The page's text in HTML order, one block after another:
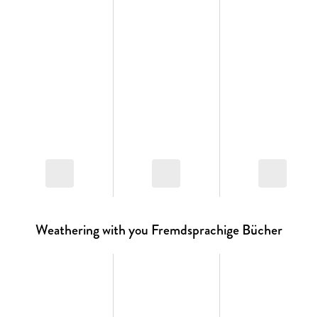
Weathering with you Fremdsprachige Bücher